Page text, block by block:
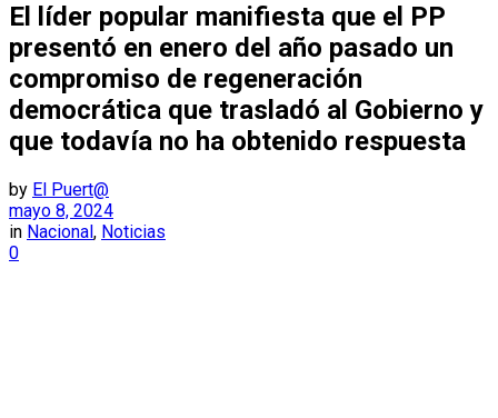
El líder popular manifiesta que el PP
presentó en enero del año pasado un
compromiso de regeneración
democrática que trasladó al Gobierno y
que todavía no ha obtenido respuesta
by El Puert@
mayo 8, 2024
in Nacional , Noticias
0